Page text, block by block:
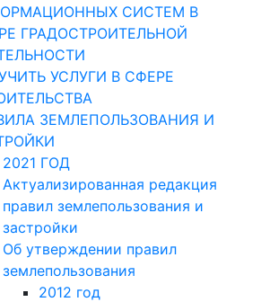
СИСТЕМ В
ГРАДОСТРОИТЕЛЬНОЙ
УСЛУГИ В СФЕРЕ
ЗЕМЛЕПОЛЬЗОВАНИЯ И
2021 ГОД
Актуализированная редакция
правил землепользования и
застройки
Об утверждении правил
землепользования
2012 год